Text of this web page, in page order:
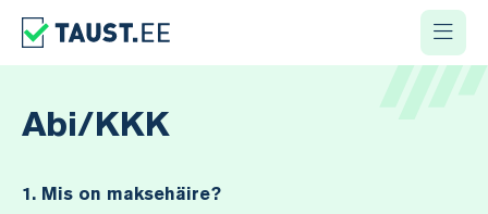
Abi/KKK
1. Mis on maksehäire?